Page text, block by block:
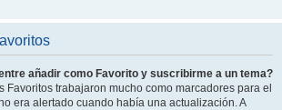
añadir como Favorito y suscribirme a un tema?
Favoritos trabajaron mucho como marcadores para el
era alertado cuando había una actualización. A